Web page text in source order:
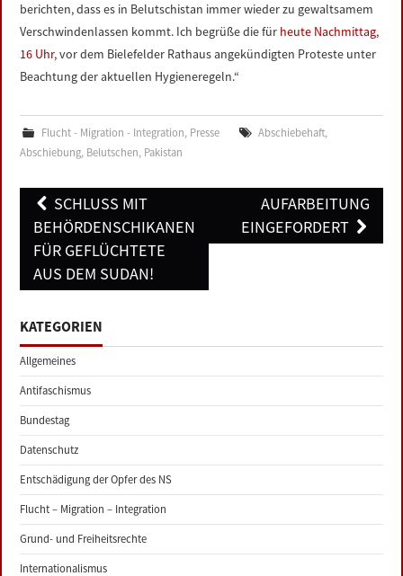
berichten, dass es in Belutschistan immer wieder zu gewaltsamem
Verschwindenlassen kommt. Ich begrüße die für heute Nachmittag,
16 Uhr, vor dem Bielefelder Rathaus angekündigten Proteste unter
Beachtung der aktuellen Hygieneregeln.“
Flucht - Migration - Integration, Presse Abschiebehaft,
Abschiebung, Belutschen, Pakistan
Post
navigation
SCHLUSS MIT
BEHÖRDENSCHIKANEN
FÜR GEFLÜCHTETE
AUS DEM SUDAN!
AUFARBEITUNG
EINGEFORDERT
KATEGORIEN
Allgemeines
Antifaschismus
Bundestag
Datenschutz
Entschädigung der Opfer des NS
Flucht – Migration – Integration
Grund- und Freiheitsrechte
Internationalismus